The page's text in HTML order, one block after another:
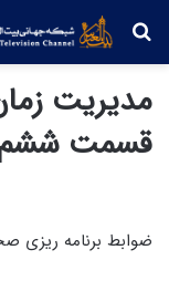
جستجو
قسمت
ضوابط برنامه ریزی